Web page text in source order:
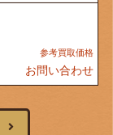
お問い合わせ